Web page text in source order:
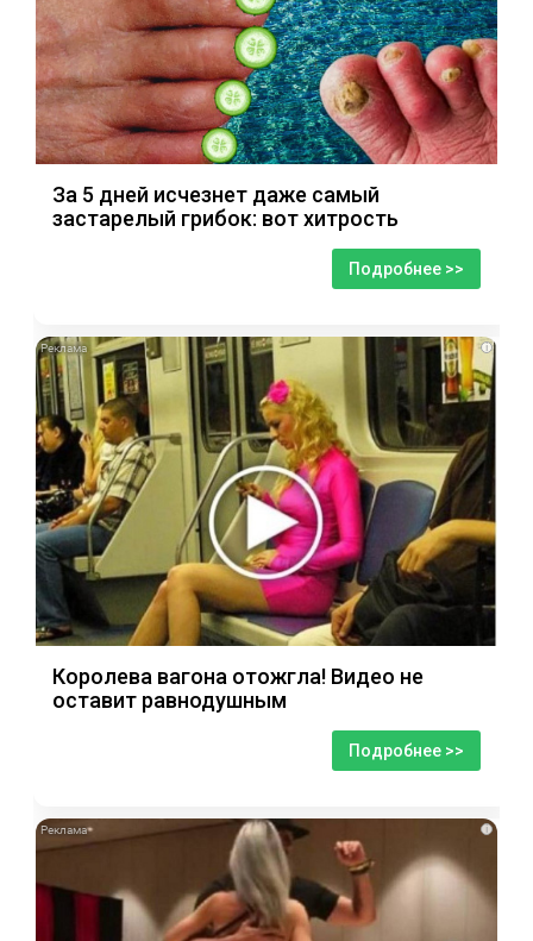
За 5 дней исчезнет даже самый
застарелый грибок: вот хитрость
Подробнее >>
i
Королева вагона отожгла! Видео не
оставит равнодушным
Подробнее >>
i